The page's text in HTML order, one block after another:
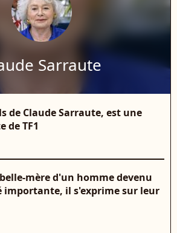
Sarraute
de Claude Sarraute, est une
de TF1
mère d'un homme devenu
importante, il s'exprime sur leur